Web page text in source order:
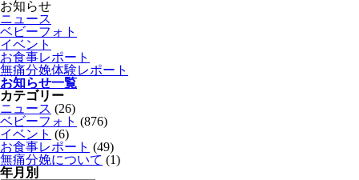
お知らせ
ニュース
ベビーフォト
イベント
お食事レポート
無痛分娩体験レポート
お知らせ一覧
カテゴリー
ニュース (26)
ベビーフォト (876)
イベント (6)
お食事レポート (49)
無痛分娩について (1)
年月別